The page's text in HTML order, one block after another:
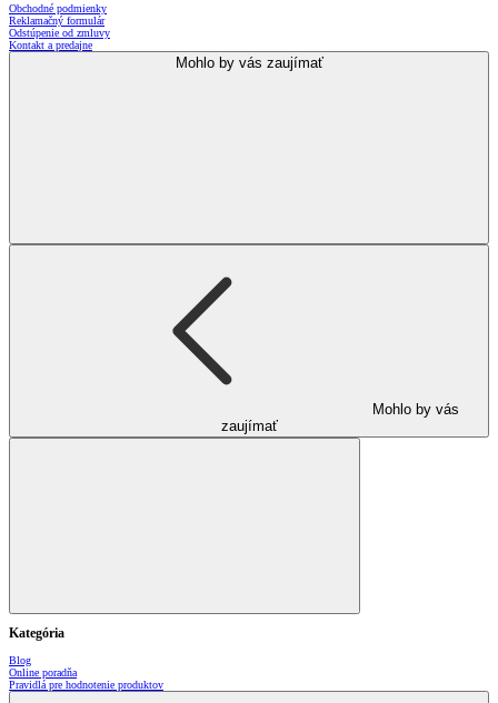
Obchodné podmienky
Reklamačný formulár
Odstúpenie od zmluvy
Kontakt a predajne
Mohlo by vás zaujímať
Mohlo by vás
zaujímať
Kategória
Blog
Online poradňa
Pravidlá pre hodnotenie produktov